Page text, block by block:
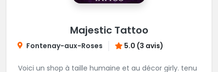
Majestic Tattoo
Fontenay-aux-Roses 5.0 (3 avis)
Voici un shop à taille humaine et au décor girly. tenu